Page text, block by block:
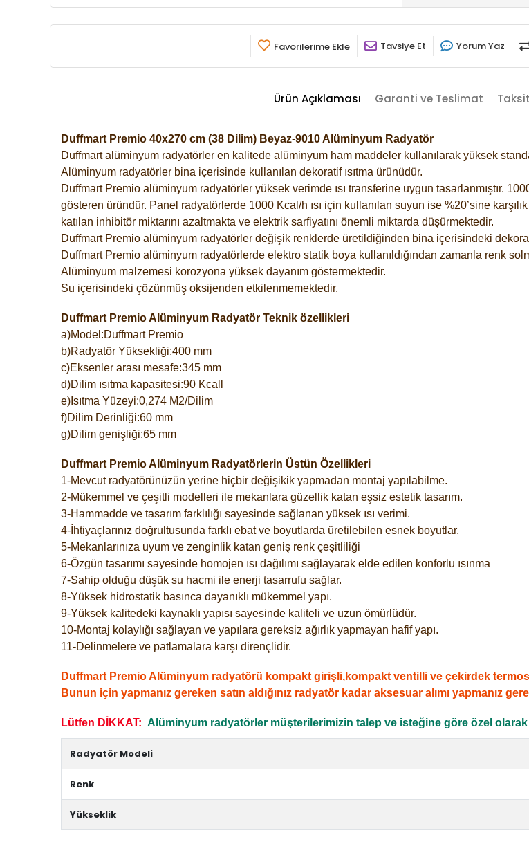
Favorilerime Ekle Tavsiye Et Yorum Yaz
Ürün Açıklaması Garanti ve Teslimat
Duffmart Premio 40x270 cm (38 Dilim) Beyaz-9010 Alüminyum Radyatör
Duffmart alüminyum radyatörler en kalitede alüminyum ham maddeler kullanılarak yüksek
Alüminyum radyatörler bina içerisinde kullanılan dekoratif ısıtma ürünüdür.
Duffmart Premio alüminyum radyatörler yüksek verimde ısı transferine uygun tasarlanmıştır.
gösteren üründür. Panel radyatörlerde 1000 Kcal/h ısı için kullanılan suyun ise %20’sine
katılan inhibitör miktarını azaltmakta ve elektrik sarfiyatını önemli miktarda düşürmektedir.
Duffmart Premio alüminyum radyatörler değişik renklerde üretildiğinden bina içerisindeki
Duffmart Premio alüminyum radyatörlerde elektro statik boya kullanıldığından zamanla renk
Alüminyum malzemesi korozyona yüksek dayanım göstermektedir.
Su içerisindeki çözünmüş oksijenden etkilenmemektedir.
Duffmart Premio Alüminyum Radyatör Teknik özellikleri
a)Model:Duffmart Premio
b)Radyatör Yüksekliği:400 mm
c)Eksenler arası mesafe:345 mm
d)Dilim ısıtma kapasitesi:90 Kcall
e)Isıtma Yüzeyi:0,274 M2/Dilim
f)Dilim Derinliği:60 mm
g)Dilim genişliği:65 mm
Duffmart Premio Alüminyum Radyatörlerin Üstün Özellikleri
1-Mevcut radyatörünüzün yerine hiçbir değişikik yapmadan montaj yapılabilme.
2-Mükemmel ve çeşitli modelleri ile mekanlara güzellik katan eşsiz estetik tasarım.
3-Hammadde ve tasarım farklılığı sayesinde sağlanan yüksek ısı verimi.
4-İhtiyaçlarınız doğrultusunda farklı ebat ve boyutlarda üretilebilen esnek boyutlar.
5-Mekanlarınıza uyum ve zenginlik katan geniş renk çeşitliliği
6-Özgün tasarımı sayesinde homojen ısı dağılımı sağlayarak elde edilen konforlu ısınma
7-Sahip olduğu düşük su hacmi ile enerji tasarrufu sağlar.
8-Yüksek hidrostatik basınca dayanıklı mükemmel yapı.
9-Yüksek kalitedeki kaynaklı yapısı sayesinde kaliteli ve uzun ömürlüdür.
10-Montaj kolaylığı sağlayan ve yapılara gereksiz ağırlık yapmayan hafif yapı.
11-Delinmelere ve patlamalara karşı dirençlidir.
Duffmart Premio Alüminyum radyatörü kompakt girişli,kompakt ventilli ve çekirdek
Bunun için yapmanız gereken satın aldığınız radyatör kadar aksesuar alımı yapmanız
Lütfen DİKKAT: Alüminyum radyatörler müşterilerimizin talep ve isteğine göre özel
Radyatör Modeli
Renk
Yükseklik